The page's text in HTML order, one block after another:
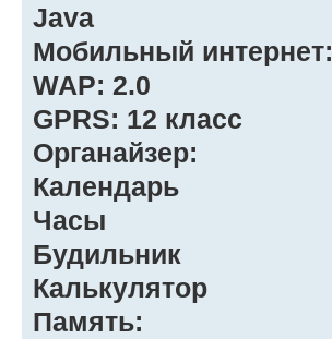
Java
Мобильный интернет:
WAP: 2.0
GPRS: 12 класс
Органайзер:
Календарь
Часы
Будильник
Калькулятор
Память: